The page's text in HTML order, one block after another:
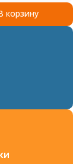
корзину